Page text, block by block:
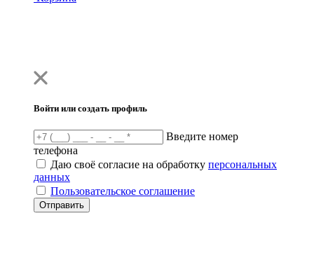
Войти или создать профиль
Введите номер
телефона
Даю своё согласие на обработку персональных
данных
Пользовательское соглашение
Отправить